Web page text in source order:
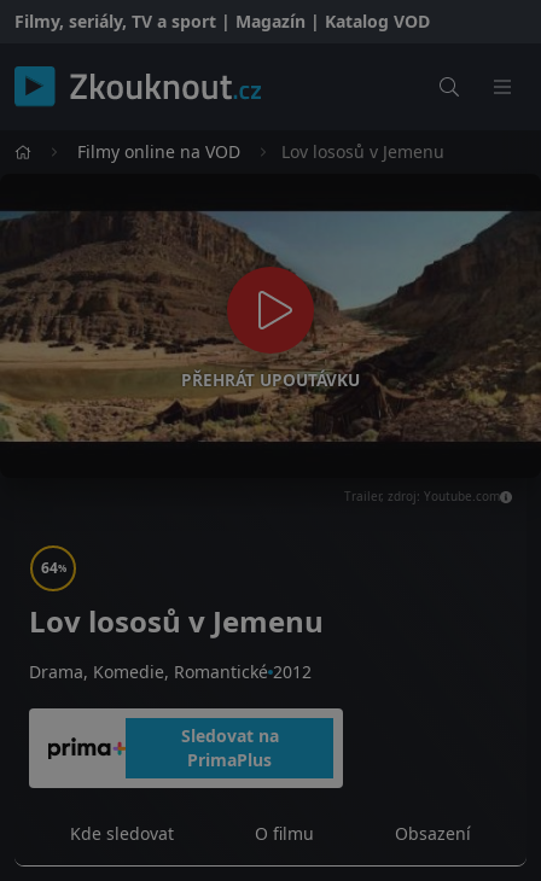
Filmy, seriály, TV a sport | Magazín | Katalog VOD
Filmy online na VOD Lov lososů v Jemenu
PŘEHRÁT UPOUTÁVKU
Trailer, zdroj: Youtube.com
64%
Lov lososů v Jemenu
Drama, Komedie, Romantické 2012
Sledovat na
PrimaPlus
Kde sledovat O filmu Obsazení